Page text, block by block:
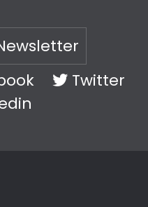
Twitter